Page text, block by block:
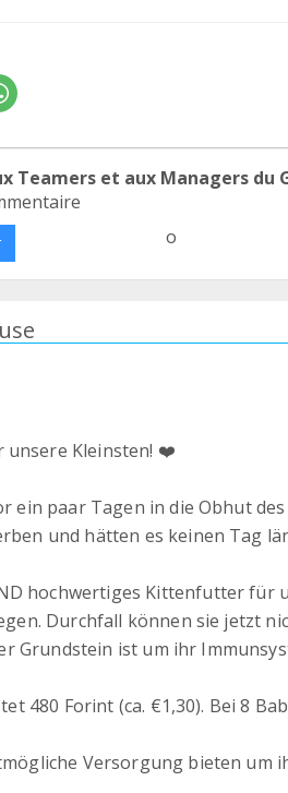
Teamers et aux Managers du
o
unsere Kleinsten! ❤️
ein paar Tagen in die Obhut
und hätten es keinen Tag
hochwertiges Kittenfutter für
Durchfall können sie jetzt
Grundstein ist um ihr
480 Forint (ca. €1,30). Bei 8
Versorgung bieten um